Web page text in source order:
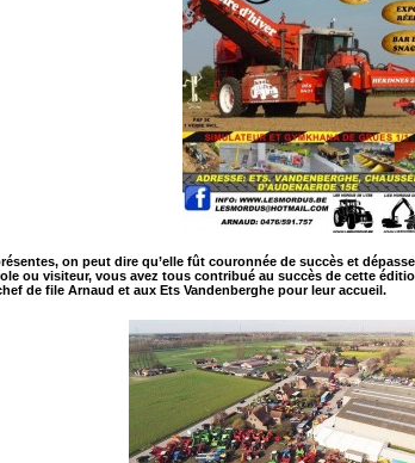
on peut dire qu’elle fût couronnée de succès et
ou visiteur, vous avez tous contribué au succès de cette
de file Arnaud et aux Ets Vandenberghe pour leur accueil.